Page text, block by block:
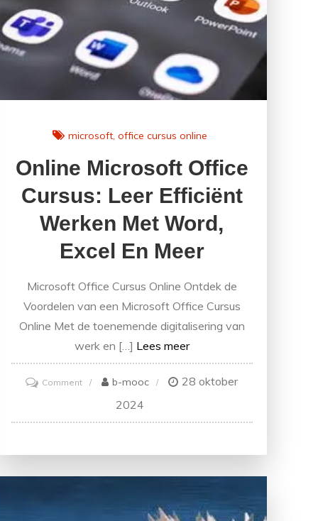
microsoft office cursus online
Online Microsoft Office
Cursus: Leer Efficiënt
Werken Met Word,
Excel En Meer
Microsoft Office Cursus Online Ontdek de
Voordelen van een Microsoft Office Cursus
Online Met de toenemende digitalisering van
werk en […] Lees meer
Commenton
Microsoft
Leer
b-mooc
28 oktober
2024